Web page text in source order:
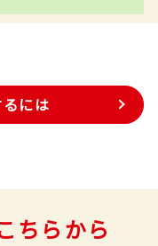
には
ちらから